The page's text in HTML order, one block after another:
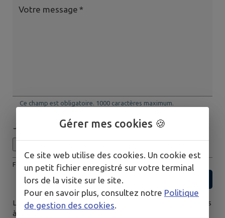
Votre message *
Ce champ est obligatoire. 1000 caractères maximum.
Joindre un ou plusieurs fichiers (taille max : 10Mo)
Facultatif
Les données saisies dans ce formulaire seront transmises
à la mairie, et/ou au service compétent habilité par la
Gérer mes cookies 🍪
Ce site web utilise des cookies. Un cookie est
un petit fichier enregistré sur votre terminal
lors de la visite sur le site.
Pour en savoir plus, consultez notre Politique
de gestion des cookies.